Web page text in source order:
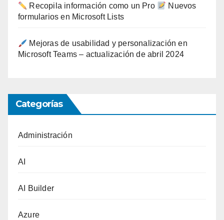
Recopila información como un Pro
Nuevos
formularios en Microsoft Lists
Mejoras de usabilidad y personalización en
Microsoft Teams – actualización de abril 2024
Categorías
Administración
AI
AI Builder
Azure